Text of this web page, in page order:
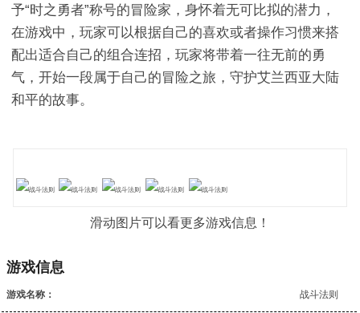
予“时之勇者”称号的冒险家，身怀着无可比拟的潜力，
在游戏中，玩家可以根据自己的喜欢或者操作习惯来搭
配出适合自己的组合连招，玩家将带着一往无前的勇
气，开始一段属于自己的冒险之旅，守护艾兰西亚大陆
和平的故事。
滑动图片可以看更多游戏信息！
游戏信息
游戏名称： 战斗法则